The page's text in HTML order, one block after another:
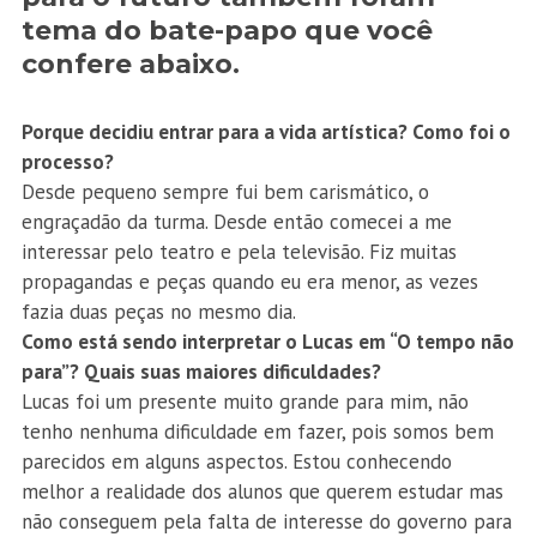
tema do bate-papo que você
confere abaixo.
Porque decidiu entrar para a vida artística? Como foi o
processo?
Desde pequeno sempre fui bem carismático, o
engraçadão da turma. Desde então comecei a me
interessar pelo teatro e pela televisão. Fiz muitas
propagandas e peças quando eu era menor, as vezes
fazia duas peças no mesmo dia.
Como está sendo interpretar o Lucas em “O tempo não
para”? Quais suas maiores dificuldades?
Lucas foi um presente muito grande para mim, não
tenho nenhuma dificuldade em fazer, pois somos bem
parecidos em alguns aspectos. Estou conhecendo
melhor a realidade dos alunos que querem estudar mas
não conseguem pela falta de interesse do governo para